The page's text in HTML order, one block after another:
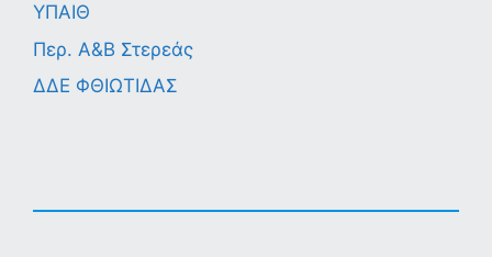
ΥΠΑΙΘ
Περ. A&B Στερεάς
ΔΔΕ ΦΘΙΩΤΙΔΑΣ